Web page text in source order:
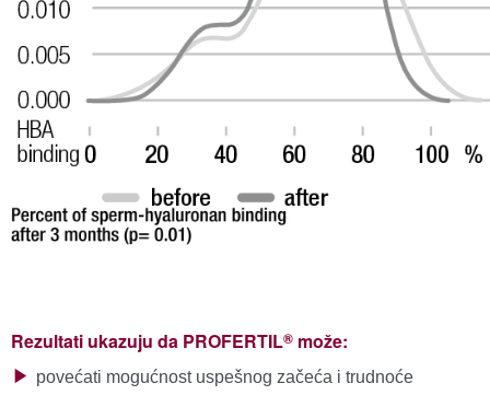
Rezultati ukazuju da PROFERTIL® može:
povećati mogućnost uspešnog začeća i trudnoće